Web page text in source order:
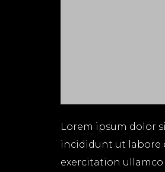
Lorem ipsum dolor
incididunt ut labore
exercitation